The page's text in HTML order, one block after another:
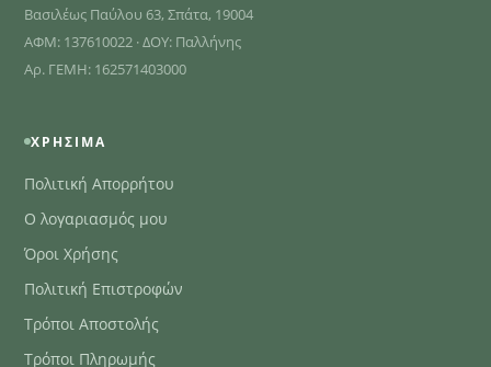
Βασιλέως Παύλου 63, Σπάτα, 19004
ΑΦΜ: 137610022 · ΔΟΥ: Παλλήνης
Αρ. ΓΕΜΗ: 162571403000
ΧΡΉΣΙΜΑ
Πολιτική Απορρήτου
Ο λογαριασμός μου
Όροι Χρήσης
Πολιτική Επιστροφών
Τρόποι Αποστολής
Τρόποι Πληρωμής